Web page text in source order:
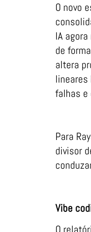
O novo
IA
de
altera
lineares
falhas e
Para
divisor
Vibe